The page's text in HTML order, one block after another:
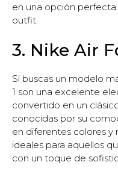
en una opción
outfit.
3. Nike Air
Si buscas un modelo
1 son una excelente
convertido en un
conocidas por su
en diferentes colores y
ideales para aquellos
con un toque de